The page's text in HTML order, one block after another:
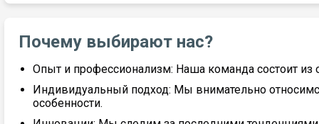
Почему выбирают нас?
Опыт и профессионализм: Наша команда состоит
Индивидуальный подход: Мы внимательно
особенности.